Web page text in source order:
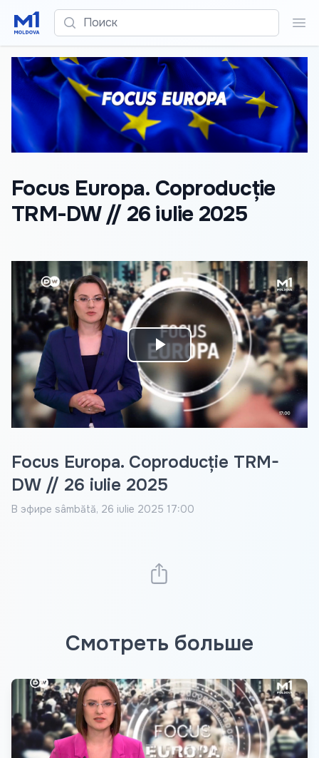
Поиск
Focus Europa. Coproducție
TRM-DW // 26 iulie 2025
Play
Video
Focus Europa. Coproducție TRM-
DW // 26 iulie 2025
В эфире sâmbătă, 26 iulie 2025 17:00
Смотреть больше